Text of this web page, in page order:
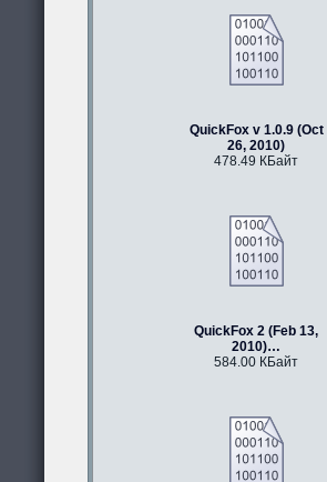
QuickFox v 1.0.9 (Oct
26, 2010)
478.49 КБайт
QuickFox 2 (Feb 13,
2010)…
584.00 КБайт